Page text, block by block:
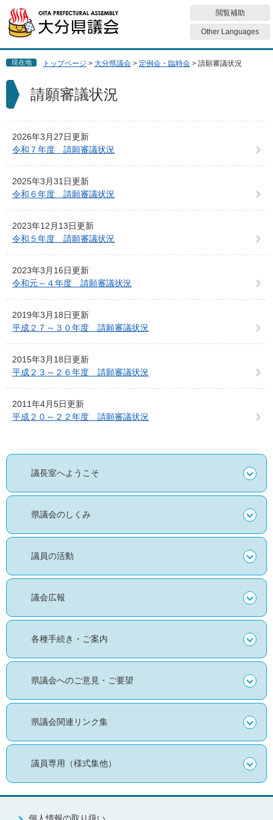
ジ
先
で
。
ュ
を
ば
て
本
閲覧補助
Other Languages
現在地 トップページ > 大分県議会 > 定例会・臨時会 > 請願審議状況
本
請願審議状況
2026年3月27日更新
令和７年度 請願審議状況
2025年3月31日更新
令和６年度 請願審議状況
2023年12月13日更新
令和５年度 請願審議状況
2023年3月16日更新
令和元～４年度 請願審議状況
2019年3月18日更新
平成２７～３０年度 請願審議状況
2015年3月18日更新
平成２３～２６年度 請願審議状況
2011年4月5日更新
平成２０～２２年度 請願審議状況
議長室へようこそ
県議会のしくみ
議員の活動
議会広報
各種手続き・ご案内
県議会へのご意見・ご要望
県議会関連リンク集
議員専用（様式集他）